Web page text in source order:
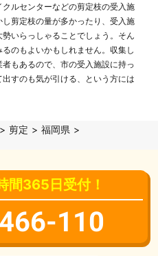
ルセンターなどの剪定枝の受入施
剪定枝の量が多かったり、受入施
いらっしゃることでしょう。そん
のもよいかもしれません。収集し
もあるので、市の受入施設に持っ
すのも気が引ける、という方には
剪定
福岡県
間365日受付！
110